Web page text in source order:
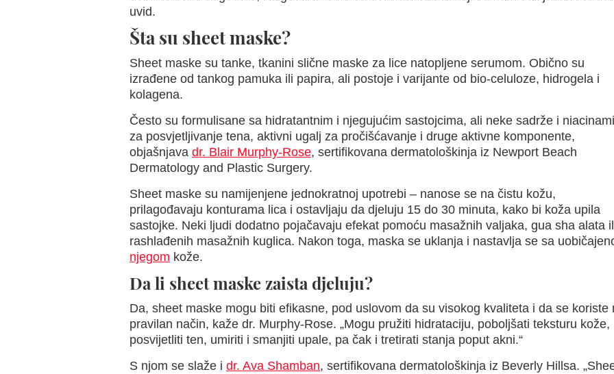
uvid.
Šta su sheet maske?
Sheet maske su tanke, tkanini slične maske za lice natopljene serumom. Obično su
izrađene od tankog pamuka ili papira, ali postoje i varijante od bio-celuloze, hidrogela i
kolagena.
Često su formulisane sa hidratantnim i njegujućim sastojcima, ali neke sadrže i
za posvjetljivanje tena, aktivni ugalj za pročišćavanje i druge aktivne komponente,
objašnjava dr. Blair Murphy-Rose, sertifikovana dermatološkinja iz Newport Beach
Dermatology and Plastic Surgery.
Sheet maske su namijenjene jednokratnoj upotrebi – nanose se na čistu kožu,
prilagođavaju konturama lica i ostavljaju da djeluju 15 do 30 minuta, kako bi koža upila
sastojke. Neki ljudi dodatno pojačavaju efekat pomoću masažnih valjaka, gua sha alata
rashlađenih masažnih kuglica. Nakon toga, maska se uklanja i nastavlja se sa
njegom kože.
Da li sheet maske zaista djeluju?
Da, sheet maske mogu biti efikasne, pod uslovom da su visokog kvaliteta i da se koriste
pravilan način, kaže dr. Murphy-Rose. „Mogu pružiti hidrataciju, poboljšati teksturu kože,
posvijetliti ten, umiriti i smanjiti upale, pa čak i tretirati stanja poput akni.“
S njom se slaže i dr. Ava Shamban, sertifikovana dermatološkinja iz Beverly Hillsa.